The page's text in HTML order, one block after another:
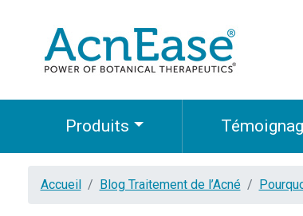
Produits
Accueil Blog Traitement de l’Acné